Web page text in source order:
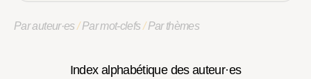
Par auteur·es/Par mot-clefs/Par thèmes
Index alphabétique des auteur·es